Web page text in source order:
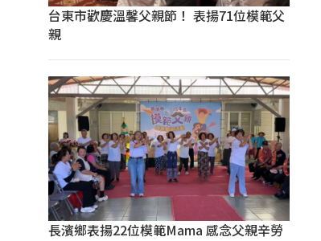
台東市歡慶溫馨父親節！ 表揚71位模範父
親
長濱鄉表揚22位模範Mama 感念父親辛勞